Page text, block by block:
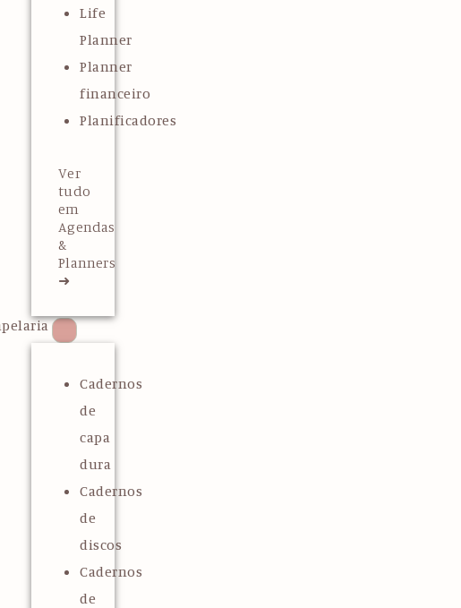
Life
Planner
Planner
financeiro
Planificadores
Ver
tudo
em
Agendas
&
Planners
➜
Cadernos
de
capa
dura
Cadernos
de
discos
Cadernos
de